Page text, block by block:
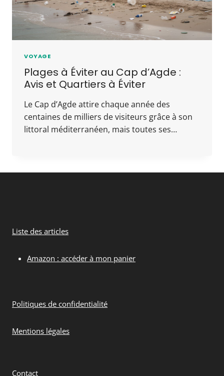
VOYAGE
Plages à Éviter au Cap d’Agde :
Avis et Quartiers à Éviter
Le Cap d’Agde attire chaque année des
centaines de milliers de visiteurs grâce à son
littoral méditerranéen, mais toutes ses…
Liste des articles
Amazon : accéder à mon panier
Politiques de confidentialité
Mentions légales
Contact